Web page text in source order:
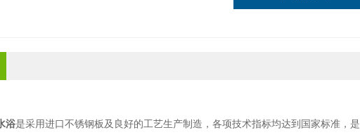
浴是采用进口不锈钢板及良好的工艺生产制造，各项技术指标均达到国家标准，是